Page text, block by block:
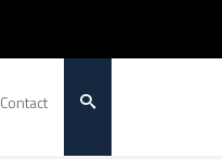
Contact